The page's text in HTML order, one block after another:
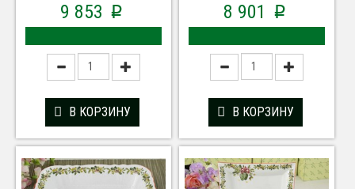
9 853 p
В КОРЗИНУ
8 901 p
В КОРЗИНУ